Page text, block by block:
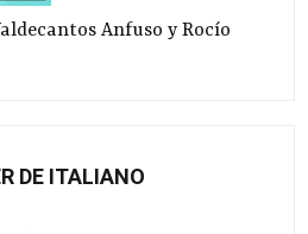
Anfuso y Rocío
DE ITALIANO